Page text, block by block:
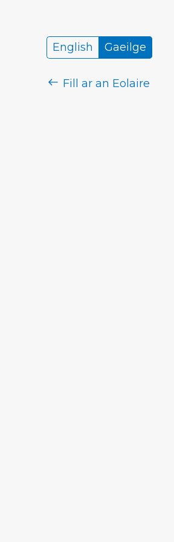
English Gaeilge
Fill ar an Eolaire